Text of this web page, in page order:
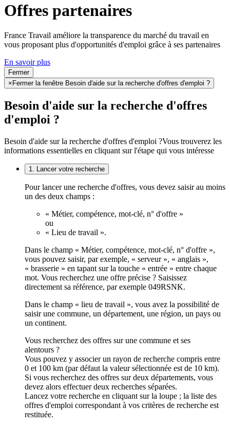
Offres partenaires
France Travail améliore la transparence du marché du travail en
vous proposant plus d'opportunités d'emploi grâce à ses partenaires
En savoir plus
Fermer
× Fermer la fenêtre Besoin d'aide sur la recherche d'offres d'emploi ?
Besoin d'aide sur la recherche d'offres
d'emploi ?
Besoin d'aide sur la recherche d'offres d'emploi ?Vous trouverez les
informations essentielles en cliquant sur l'étape qui vous intéresse
1. Lancer votre recherche
Pour lancer une recherche d'offres, vous devez saisir au moins
un des deux champs :
« Métier, compétence, mot-clé, n° d'offre »
ou
« Lieu de travail ».
Dans le champ « Métier, compétence, mot-clé, n° d'offre »,
vous pouvez saisir, par exemple, « serveur », « anglais »,
« brasserie » en tapant sur la touche « entrée » entre chaque
mot. Vous recherchez une offre précise ? Saisissez
directement sa référence, par exemple 049RSNK.
Dans le champ « lieu de travail », vous avez la possibilité de
saisir une commune, un département, une région, un pays ou
un continent.
Vous recherchez des offres sur une commune et ses
alentours ?
Vous pouvez y associer un rayon de recherche compris entre
0 et 100 km (par défaut la valeur sélectionnée est de 10 km).
Si vous recherchez des offres sur deux départements, vous
devez alors effectuer deux recherches séparées.
Lancez votre recherche en cliquant sur la loupe ; la liste des
offres d'emploi correspondant à vos critères de recherche est
restituée.